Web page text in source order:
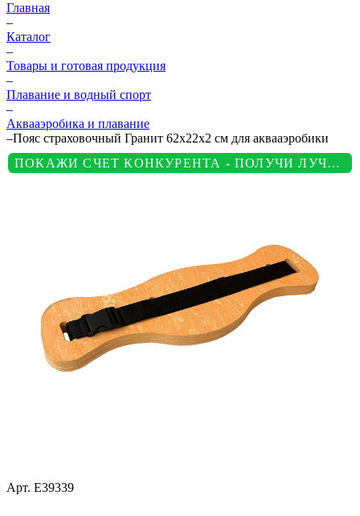
Главная
–
Каталог
–
Товары и готовая продукция
–
Плавание и водный спорт
–
Аквааэробика и плавание
–Пояс страховочный Гранит 62х22х2 см для аквааэробики
ПОКАЖИ СЧЕТ КОНКУРЕНТА - ПОЛУЧИ ЛУЧШУЮ ЦЕНУ
Арт. E39339